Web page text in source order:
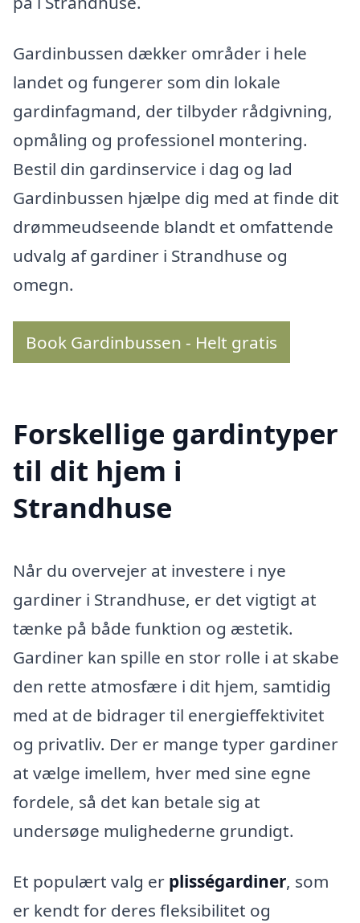
Gardinbussen dækker områder i hele
landet og fungerer som din lokale
gardinfagmand, der tilbyder rådgivning,
opmåling og professionel montering.
Bestil din gardinservice i dag og lad
Gardinbussen hjælpe dig med at finde dit
drømmeudseende blandt et omfattende
udvalg af gardiner i Strandhuse og
omegn.
Book Gardinbussen - Helt gratis
Forskellige gardintyper
til dit hjem i
Strandhuse
Når du overvejer at investere i nye
gardiner i Strandhuse, er det vigtigt at
tænke på både funktion og æstetik.
Gardiner kan spille en stor rolle i at skabe
den rette atmosfære i dit hjem, samtidig
med at de bidrager til energieffektivitet
og privatliv. Der er mange typer gardiner
at vælge imellem, hver med sine egne
fordele, så det kan betale sig at
undersøge mulighederne grundigt.
Et populært valg er plisségardiner, som
er kendt for deres fleksibilitet og